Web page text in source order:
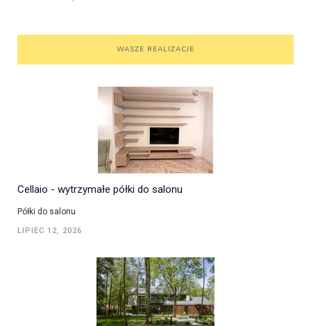
WASZE REALIZACJE
Cellaio - wytrzymałe półki do salonu
Półki do salonu
LIPIEC 12, 2026